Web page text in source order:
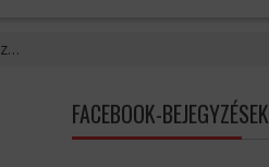
FACEBOOK-BEJEGYZÉSEK